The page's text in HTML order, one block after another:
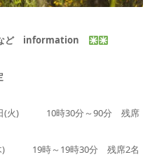
など information
(火) 10時30分～90分 残席
) 19時～19時30分 残席2名